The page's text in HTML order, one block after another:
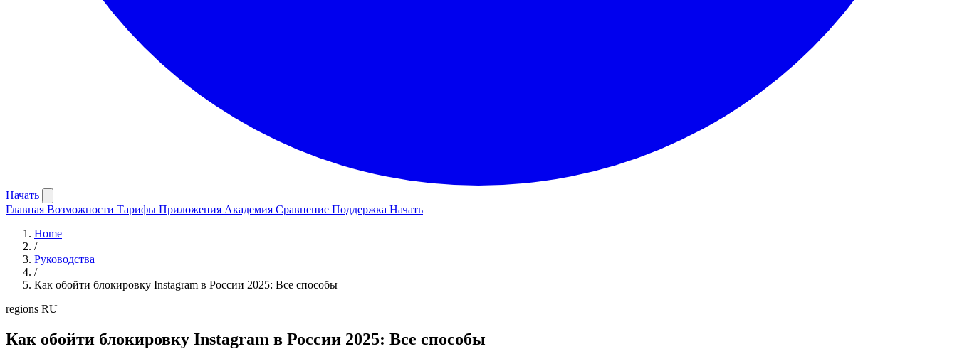
Начать
Главная Возможности Тарифы Приложения Академия Сравнение Поддержка Начать
Home
/
Руководства
/
Как обойти блокировку Instagram в России 2025: Все способы
regions RU
Как обойти блокировку Instagram в России 2025: Все способы